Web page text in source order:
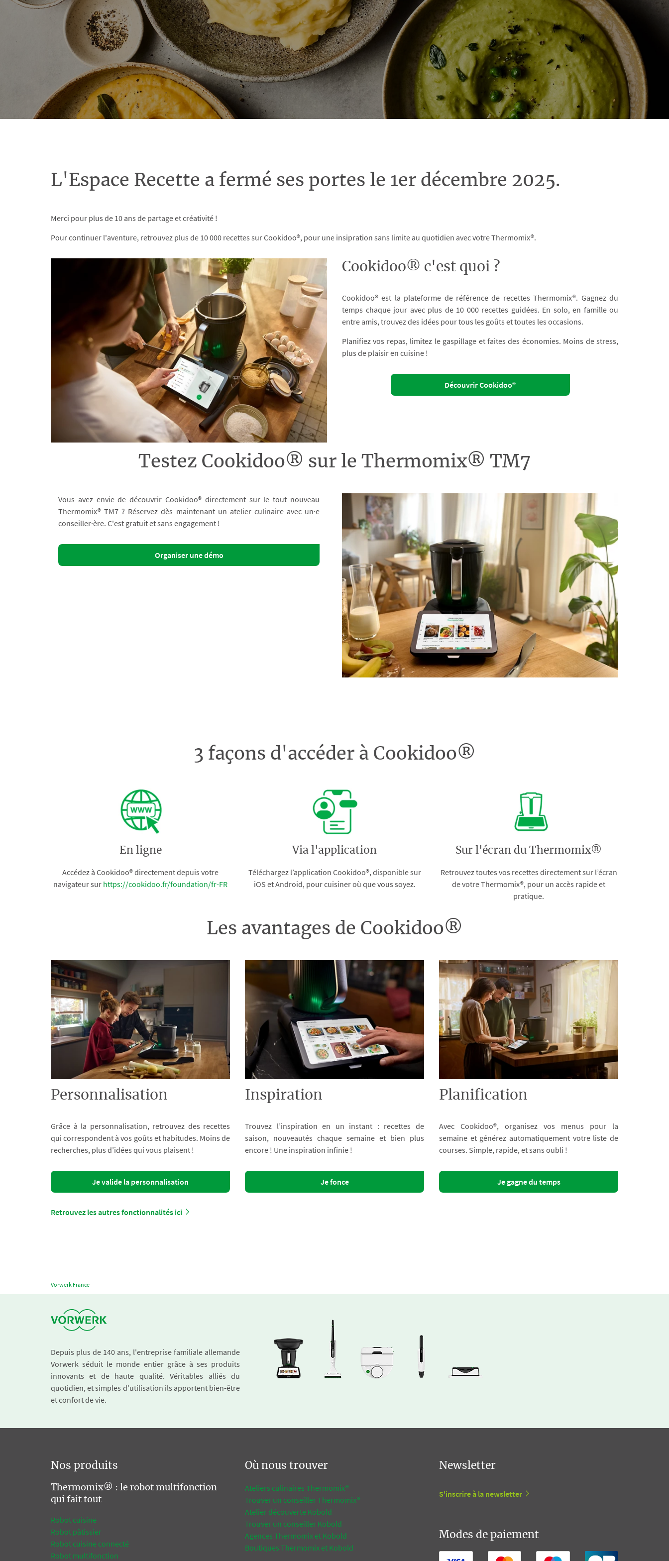
L'Espace Recette a fermé ses portes le 1er décembre 2025.
Merci pour plus de 10 ans de partage et créativité !
Pour continuer l'aventure, retrouvez plus de 10 000 recettes sur Cookidoo®, pour une insipration sans limite au quotidien avec votre Thermomix®.
Cookidoo® c'est quoi ?
Cookidoo® est la plateforme de référence de recettes Thermomix®. Gagnez du
temps chaque jour avec plus de 10 000 recettes guidées. En solo, en famille ou
entre amis, trouvez des idées pour tous les goûts et toutes les occasions.
Planifiez vos repas, limitez le gaspillage et faites des économies. Moins de stress,
plus de plaisir en cuisine !
Découvrir Cookidoo®
Testez Cookidoo® sur le Thermomix® TM7
Vous avez envie de découvrir Cookidoo® directement sur le tout nouveau
Thermomix® TM7 ? Réservez dès maintenant un atelier culinaire avec un·e
conseiller·ère. C'est gratuit et sans engagement !
Organiser une démo
3 façons d'accéder à Cookidoo®
En ligne
Accédez à Cookidoo® directement depuis votre
navigateur sur https://cookidoo.fr/foundation/fr-FR
Via l'application
Téléchargez l’application Cookidoo®, disponible sur
iOS et Android, pour cuisiner où que vous soyez.
Sur l'écran du Thermomix®
Retrouvez toutes vos recettes directement sur l’écran
de votre Thermomix®, pour un accès rapide et
pratique.
Les avantages de Cookidoo®
Personnalisation
Grâce à la personnalisation, retrouvez des recettes
qui correspondent à vos goûts et habitudes. Moins de
recherches, plus d’idées qui vous plaisent !
Je valide la personnalisation
Inspiration
Trouvez l’inspiration en un instant : recettes de
saison, nouveautés chaque semaine et bien plus
encore ! Une inspiration infinie !
Je fonce
Planification
Avec Cookidoo®, organisez vos menus pour la
semaine et générez automatiquement votre liste de
courses. Simple, rapide, et sans oubli !
Je gagne du temps
Retrouvez les autres fonctionnalités ici
Vorwerk France
Depuis plus de 140 ans, l'entreprise familiale allemande
Vorwerk séduit le monde entier grâce à ses produits
innovants et de haute qualité. Véritables alliés du
quotidien, et simples d'utilisation ils apportent bien-être
et confort de vie.
Nos produits
Thermomix® : le robot multifonction
qui fait tout
Robot cuisine
Robot pâtissier
Robot cuisine connecté
Robot multifonction
Où nous trouver
Ateliers culinaires Thermomix®
Trouver un conseiller Thermomix®
Atelier découverte Kobold
Trouver un conseiller Kobold
Agences Thermomix et Kobold
Boutiques Thermomix et Kobold
Newsletter
S'inscrire à la newsletter
Modes de paiement